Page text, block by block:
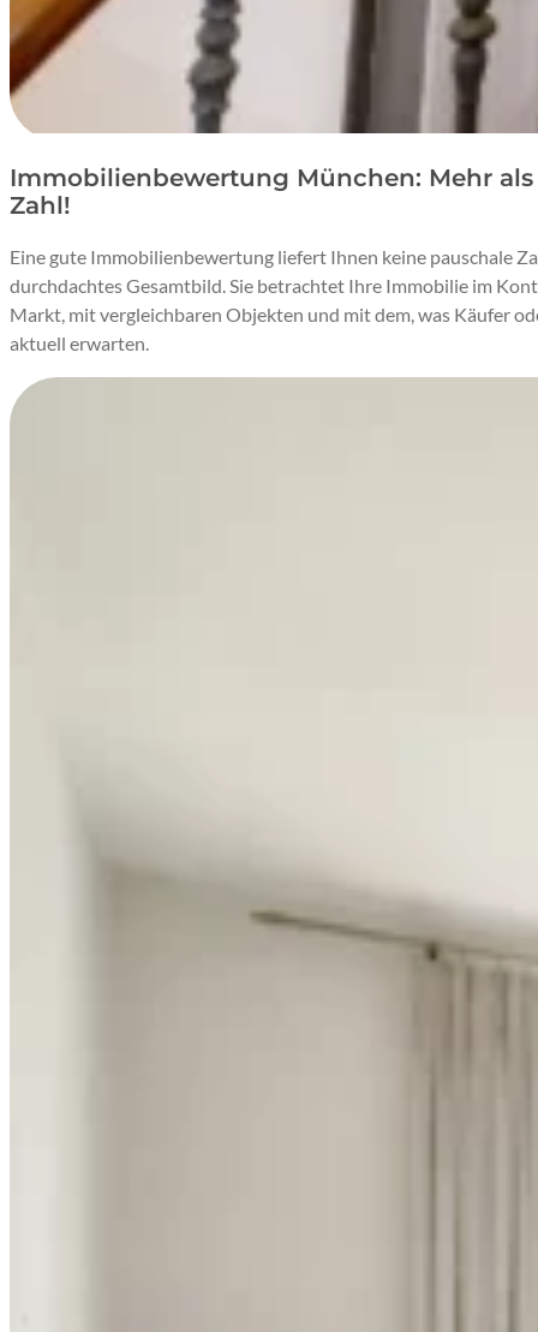
Immobilienbewertung München: Mehr
Zahl!
Eine gute Immobilienbewertung liefert Ihnen keine pauschale
durchdachtes Gesamtbild. Sie betrachtet Ihre Immobilie im
Markt, mit vergleichbaren Objekten und mit dem, was Käufer
aktuell erwarten.